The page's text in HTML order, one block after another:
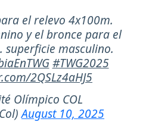
el relevo 4x100m.
y el bronce para el
superficie masculino.
#TWG2025
2QSLz4aHJ5
Olímpico COL
August 10, 2025